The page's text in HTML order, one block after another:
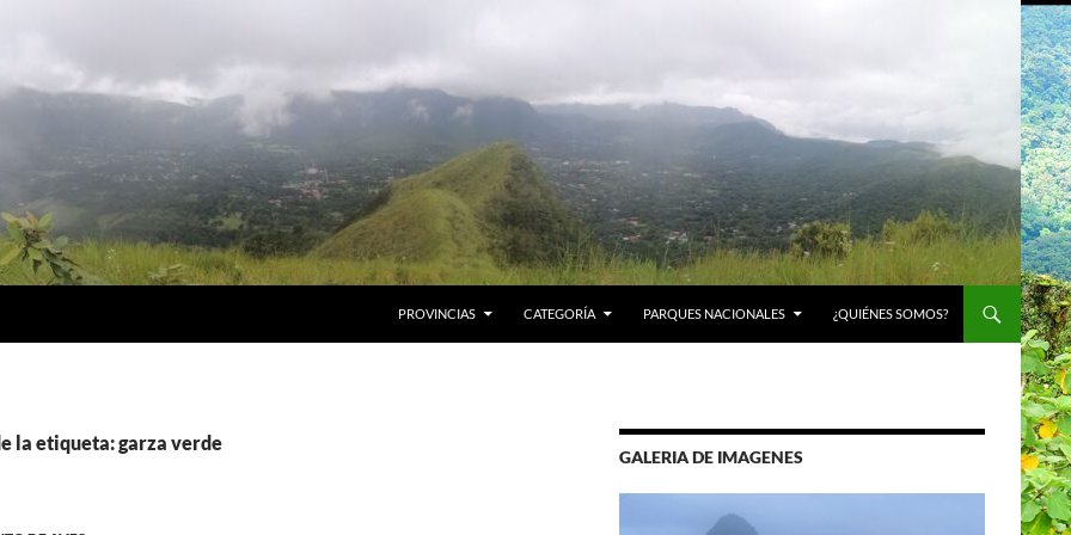
PROVINCIAS CATEGORÍA PARQUES NACIONALES ¿QUIÉNES SOMOS?
la etiqueta: garza verde
GALERIA DE IMAGENES